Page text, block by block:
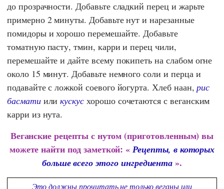
до прозрачности. Добавьте сладкий перец и жарьте
примерно 2 минуты. Добавьте нут и нарезанные
помидоры и хорошо перемешайте. Добавьте
томатную пасту, тмин, карри и перец чили,
перемешайте и дайте всему покипеть на слабом огне
около 15 минут. Добавьте немного соли и перца и
подавайте с ложкой соевого йогурта. Хлеб наан,рис
басматииликускус хорошо сочетаются с веганским
карри из нута.
Веганские рецепты с нутом (приготовленным) вы
можете найти под заметкой: «Рецепты, в которых
больше всего этого ингредиента ».
Это должны прочитать не только веганы или